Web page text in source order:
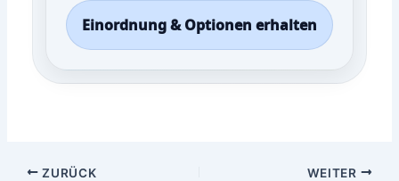
Einordnung & Optionen erhalten
ZURÜCK WEITER